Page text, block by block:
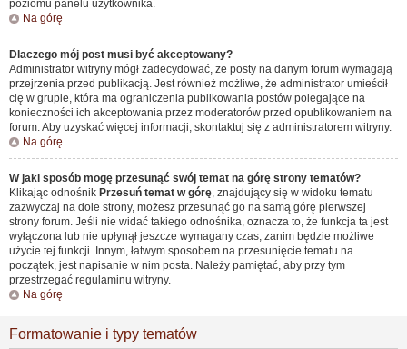
poziomu panelu użytkownika.
Na górę
Dlaczego mój post musi być akceptowany?
Administrator witryny mógł zadecydować, że posty na danym forum wymagają
przejrzenia przed publikacją. Jest również możliwe, że administrator umieścił
cię w grupie, która ma ograniczenia publikowania postów polegające na
konieczności ich akceptowania przez moderatorów przed opublikowaniem na
forum. Aby uzyskać więcej informacji, skontaktuj się z administratorem witryny.
Na górę
W jaki sposób mogę przesunąć swój temat na górę strony tematów?
Klikając odnośnik Przesuń temat w górę, znajdujący się w widoku tematu
zazwyczaj na dole strony, możesz przesunąć go na samą górę pierwszej
strony forum. Jeśli nie widać takiego odnośnika, oznacza to, że funkcja ta jest
wyłączona lub nie upłynął jeszcze wymagany czas, zanim będzie możliwe
użycie tej funkcji. Innym, łatwym sposobem na przesunięcie tematu na
początek, jest napisanie w nim posta. Należy pamiętać, aby przy tym
przestrzegać regulaminu witryny.
Na górę
Formatowanie i typy tematów